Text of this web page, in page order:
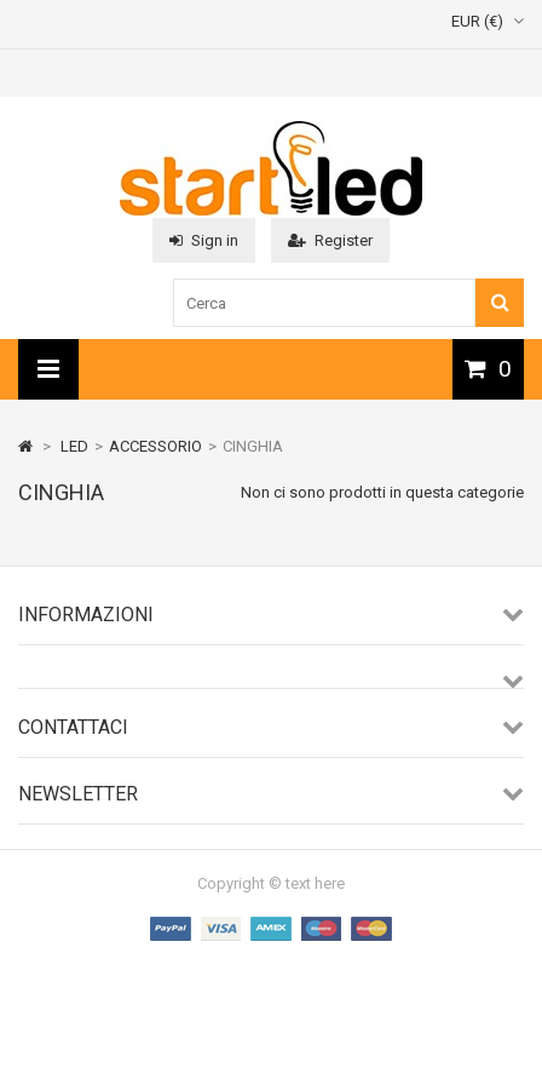
EUR (€)
Sign in Register
0
> LED > ACCESSORIO > CINGHIA
CINGHIA Non ci sono prodotti in questa categorie
INFORMAZIONI
CONTATTACI
NEWSLETTER
Copyright © text here